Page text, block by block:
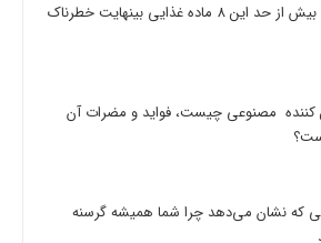
مصرف بیش از حد این 8 ماده غذایی بینهایت خطرناک
کننده مصنوعی چیست، فواید و مضرات آن
که نشان می‌دهد چرا شما همیشه گرسنه